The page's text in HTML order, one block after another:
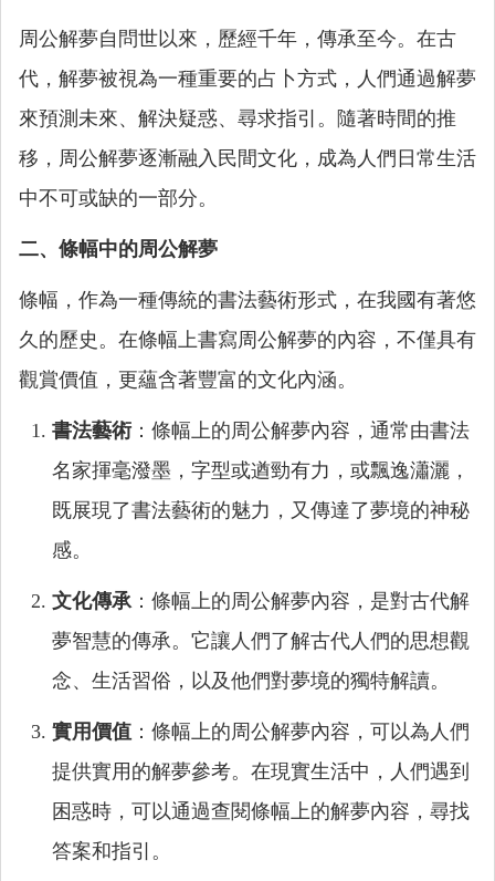
周公解夢自問世以來，歷經千年，傳承至今。在古
代，解夢被視為一種重要的占卜方式，人們通過解夢
來預測未來、解決疑惑、尋求指引。隨著時間的推
移，周公解夢逐漸融入民間文化，成為人們日常生活
中不可或缺的一部分。
二、條幅中的周公解夢
條幅，作為一種傳統的書法藝術形式，在我國有著悠
久的歷史。在條幅上書寫周公解夢的內容，不僅具有
觀賞價值，更蘊含著豐富的文化內涵。
書法藝術：條幅上的周公解夢內容，通常由書法
名家揮毫潑墨，字型或遒勁有力，或飄逸瀟灑，
既展現了書法藝術的魅力，又傳達了夢境的神秘
感。
文化傳承：條幅上的周公解夢內容，是對古代解
夢智慧的傳承。它讓人們了解古代人們的思想觀
念、生活習俗，以及他們對夢境的獨特解讀。
實用價值 ：條幅上的周公解夢內容，可以為人們
提供實用的解夢參考。在現實生活中，人們遇到
困惑時，可以通過查閱條幅上的解夢內容，尋找
答案和指引。